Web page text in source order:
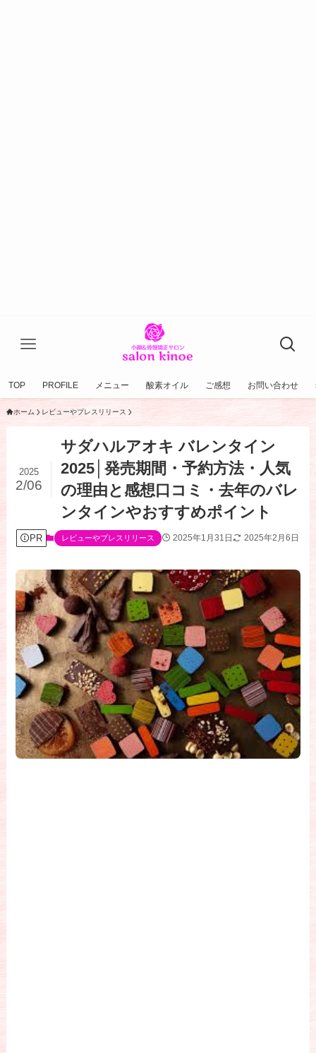
TOP PROFILE メニュー 酸素オイル ご感想 お問い合わせ
ホーム レビューやプレスリリース
サダハルアオキ バレンタイン
2025│発売期間・予約方法・人気
の理由と感想口コミ・去年のバレ
ンタインやおすすめポイント
2025
2/06
PR レビューやプレスリリース 2025年1月31日 2025年2月6日